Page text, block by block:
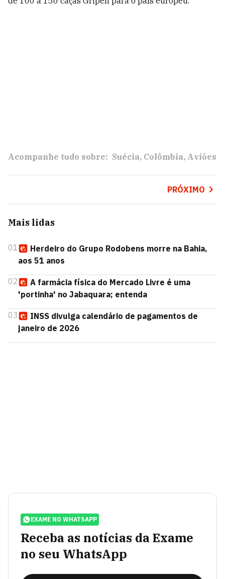
Acompanhe tudo sobre: Suécia Colômbia Aviões
PRÓXIMO
Mais lidas
01
Herdeiro do Grupo Rodobens morre na Bahia,
aos 51 anos
02
A farmácia física do Mercado Livre é uma
'portinha' no Jabaquara; entenda
03
INSS divulga calendário de pagamentos de
janeiro de 2026
EXAME NO WHATSAPP
Receba as notícias da Exame
no seu WhatsApp